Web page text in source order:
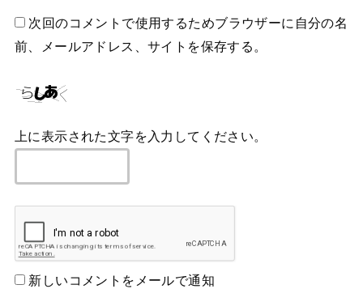
次回のコメントで使用するためブラウザーに自分の名
前、メールアドレス、サイトを保存する。
上に表示された文字を入力してください。
新しいコメントをメールで通知